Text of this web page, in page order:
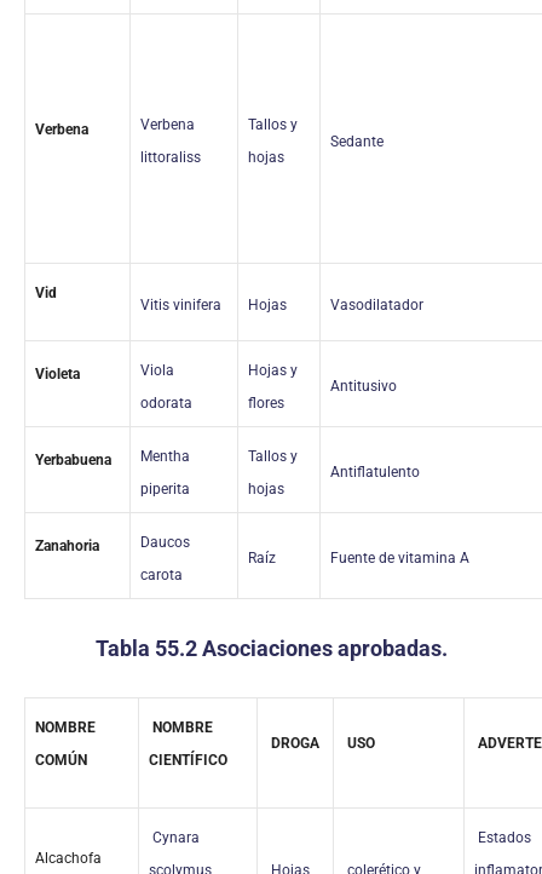
Verbena
Verbena
littoraliss
Tallos y
hojas
Sedante
Vid
Vitis vinifera Hojas Vasodilatador
Violeta
Viola
odorata
Hojas y
flores
Antitusivo
Yerbabuena
Mentha
piperita
Tallos y
hojas
Antiflatulento
Zanahoria
Daucos
carota
Raíz Fuente de vitamina A
Tabla 55.2 Asociaciones aprobadas.
NOMBRE
COMÚN
NOMBRE
CIENTÍFICO
DROGA USO
Alcachofa
Cynara
scolymus
Hojas
colerético y
Estados